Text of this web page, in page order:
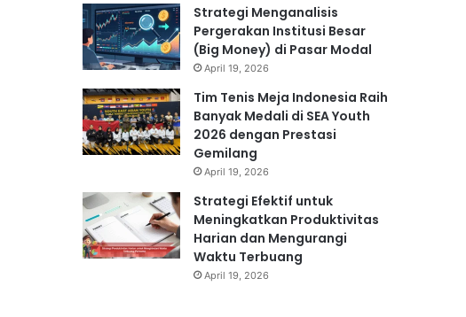
Strategi Menganalisis
Pergerakan Institusi Besar
(Big Money) di Pasar Modal
April 19, 2026
Tim Tenis Meja Indonesia Raih
Banyak Medali di SEA Youth
2026 dengan Prestasi
Gemilang
April 19, 2026
Strategi Efektif untuk
Meningkatkan Produktivitas
Harian dan Mengurangi
Waktu Terbuang
April 19, 2026